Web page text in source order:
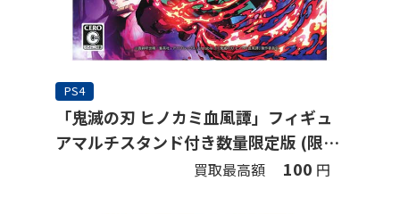
PS4
「鬼滅の刃 ヒノカミ血風譚」フィギュ
アマルチスタンド付き数量限定版 (限定
買取最高額 100 円